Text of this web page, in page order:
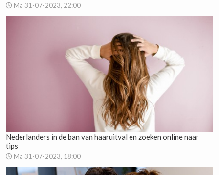
Ma 31-07-2023, 22:00
Nederlanders in de ban van haaruitval en zoeken online naar
tips
Ma 31-07-2023, 18:00